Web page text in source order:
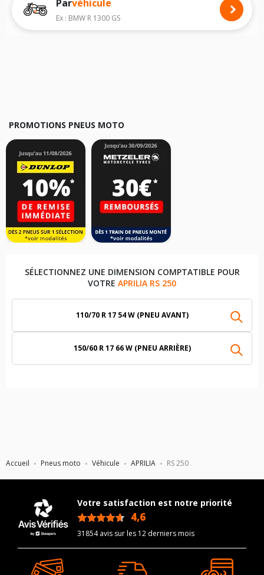
Accueil Pneus moto Véhicule APRILIA RS 250
Nous recommandons de toujours monter des pneus moto avec les
dimensions homologuées par le constructeur.
Pour cela, veuillez sélectionner le modèle de votre motoAPRILIA RS 250
Parvéhicule
Ex : BMW R 1300 GS
PROMOTIONS PNEUS MOTO
SÉLECTIONNEZ UNE DIMENSION COMPTATIBLE POUR
VOTRE APRILIA RS 250
110/70 R 17 54 W (PNEU AVANT)
150/60 R 17 66 W (PNEU ARRIÈRE)
Votre satisfaction est notre priorité
4,6
31854 avis sur les 12 derniers mois